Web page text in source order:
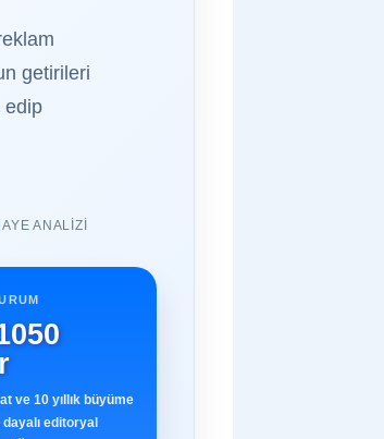
getirileri
edip
ANALIZI
ve 10 yıllık büyüme
dayalı editoryal